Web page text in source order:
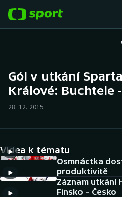
Hokej
Cyklistika
DALŠÍ SPORTY
Gól v utkání
Králové: Buchtele
28. 12. 2015
Videa k tématu
Osmnáctka
produktivitě
Záznam utkání
Finsko – Česko